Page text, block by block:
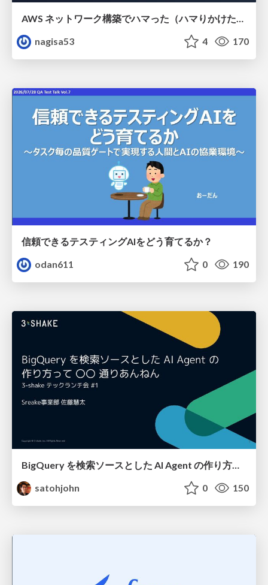
AWS ネットワーク構築でハマった（ハマりかけた） 5選とそこから得た教訓
nagisa53
4 170
信頼できるテスティングAIをどう育てるか？
odan611
0 190
satohjohn
0 150